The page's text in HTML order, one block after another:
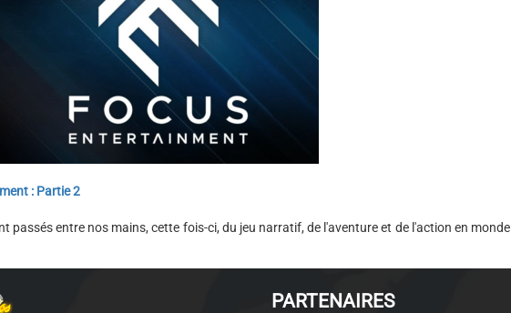
: Partie 2
passés entre nos mains, cette fois-ci, du jeu narratif, de l'aventure et de l'action en monde
PARTENAIRES